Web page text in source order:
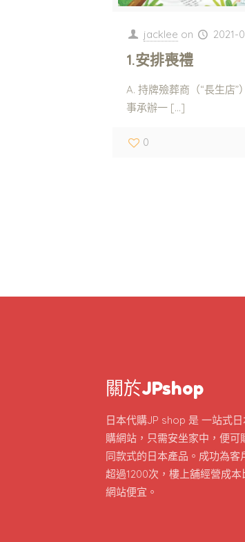
jacklee on 2021-
1.安排喪禮
A. 持牌殮葬商（“長生店”
事承辦一[…]
0
關於JPshop
日本代購JP shop 是 一站式
購網站，只需安坐家中，便可
同款式的日本產品。成功為客
超過1200次，樓上舖經營成本
網站便宜。